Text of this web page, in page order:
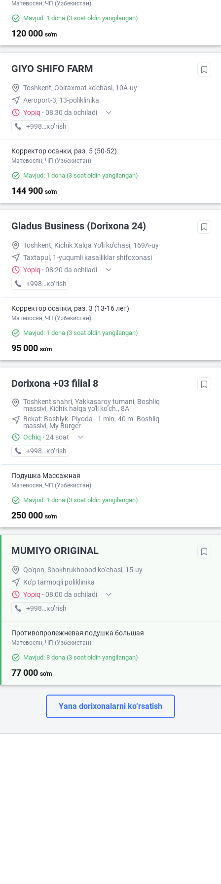
Матевосян, ЧП (Узбекистан)
Mavjud: 1 dona (3 soat oldin yangilangan)
120 000 so'm
GIYO SHIFO FARM
Toshkent, Obiraxmat ko'chasi, 10A-uy
Aeroport-3, 13-poliklinika
Yopiq · 08:30 da ochiladi
+998 (97) XXX-XX-XX
кo’rish
Корректор осанки, раз. 5 (50-52)
Матевосян, ЧП (Узбекистан)
Mavjud: 1 dona (3 soat oldin yangilangan)
144 900 so'm
Gladus Business (Dorixona 24)
Toshkent, Kichik Xalqa Yo'li ko'chasi, 169A-uy
Taxtapul, 1-yuqumli kasalliklar shifoxonasi
Yopiq · 08:20 da ochiladi
+998 (94) XXX-XX-XX
кo’rish
Корректор осанки, раз. 3 (13-16 лет)
Матевосян, ЧП (Узбекистан)
Mavjud: 1 dona (3 soat oldin yangilangan)
95 000 so'm
Dorixona +03 filial 8
Toshkent shahri, Yakkasaroy tumani, Boshliq
massivi, Kichik halqa yo'li ko‘ch., 8A
Bekat: Bashlyk. Piyoda - 1 min. 40 m. Boshliq
massivi, My Burger
Ochiq · 24 soat
+998 (93) XXX-XX-XX
кo’rish
Подушка Массажная
Матевосян, ЧП (Узбекистан)
Mavjud: 1 dona (3 soat oldin yangilangan)
250 000 so'm
MUMIYO ORIGINAL
Qo'qon, Shokhrukhobod ko‘chasi, 15-uy
Ko'p tarmoqli poliklinika
Yopiq · 08:00 da ochiladi
+998 (97) XXX-XX-XX
кo’rish
Противопролежневая подушка большая
Матевосян, ЧП (Узбекистан)
Mavjud: 8 dona (3 soat oldin yangilangan)
77 000 so'm
Yana dorixonalarni ko‘rsatish